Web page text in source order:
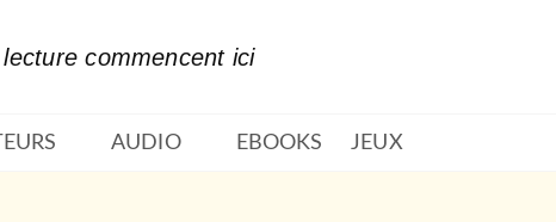
commencent ici
AUDIO EBOOKS JEUX